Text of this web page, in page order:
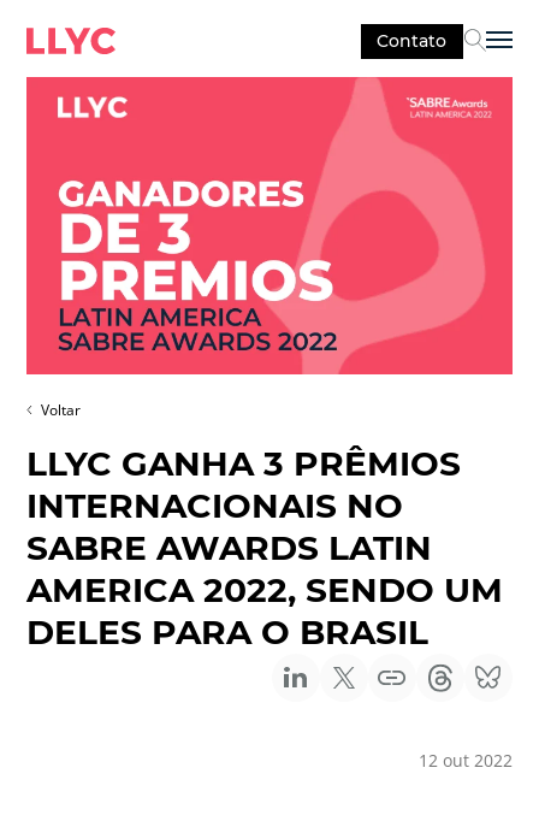
Contato
Voltar
LLYC GANHA 3 PRÊMIOS
INTERNACIONAIS NO
SABRE AWARDS LATIN
AMERICA 2022, SENDO UM
DELES PARA O BRASIL
12 out 2022